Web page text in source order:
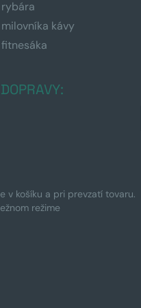
kávy
v košíku a pri prevzatí tovaru.
režime